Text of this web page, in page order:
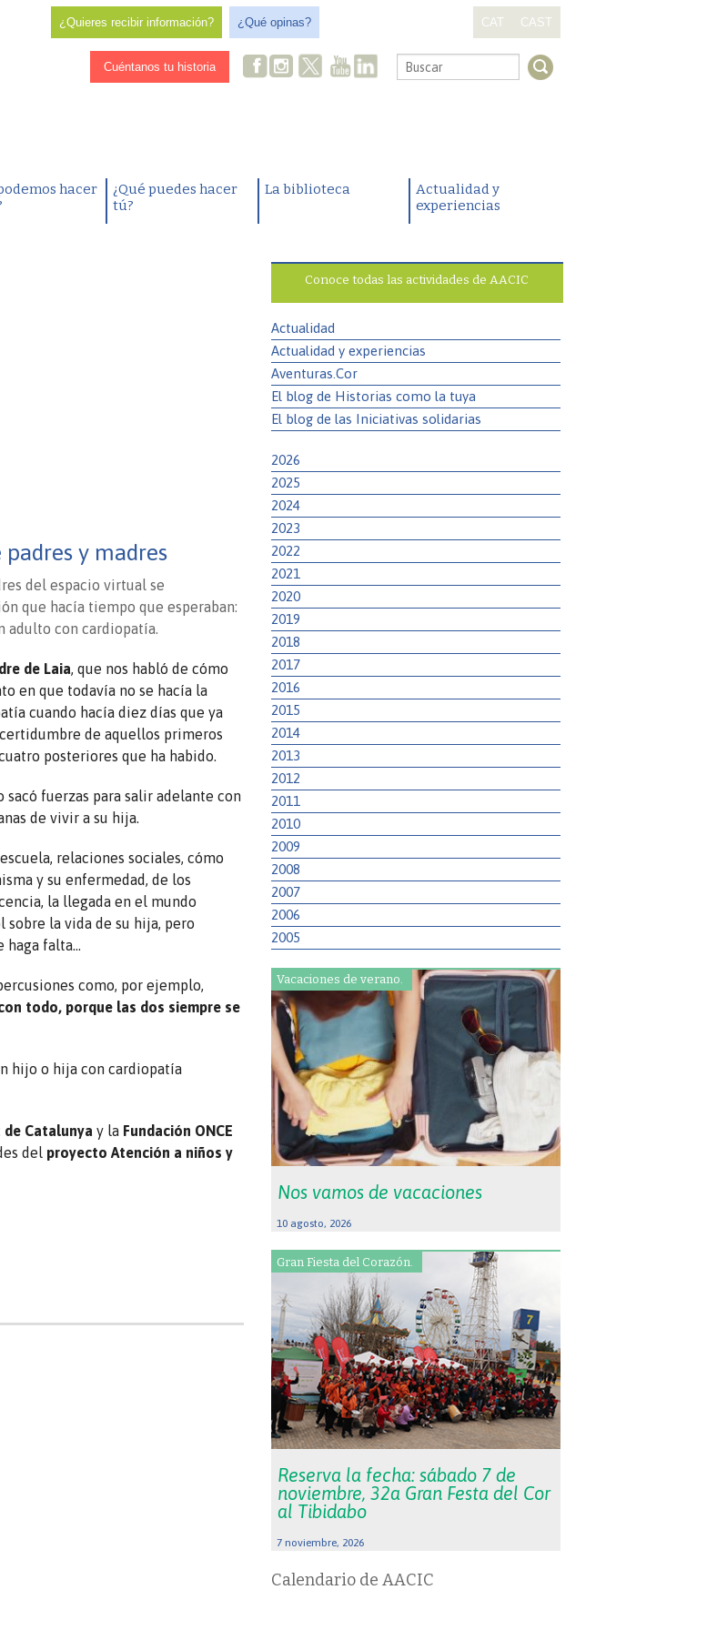
¿Quieres recibir información? ¿Qué opinas? CAT CAST
Cuéntanos tu historia .
hacer
¿Qué puedes hacer
tú?
La biblioteca
Actualidad y
experiencias
y madres
del espacio virtual se
que hacía tiempo que esperaban:
adulto con cardiopatía.
de Laia, que nos habló de cómo
en que todavía no se hacía la
cuando hacía diez días que ya
de aquellos primeros
posteriores que ha habido.
sacó fuerzas para salir adelante con
de vivir a su hija.
relaciones sociales, cómo
y su enfermedad, de los
la llegada en el mundo
la vida de su hija, pero
haga falta…
como, por ejemplo,
todo, porque las dos siempre se
hijo o hija con cardiopatía
Catalunya y la Fundación ONCE
del proyecto Atención a niños y
Conoce todas las actividades de AACIC
Actualidad
Actualidad y experiencias
Aventuras.Cor
El blog de Historias como la tuya
El blog de las Iniciativas solidarias
2026
2025
2024
2023
2022
2021
2020
2019
2018
2017
2016
2015
2014
2013
2012
2011
2010
2009
2008
2007
2006
2005
Vacaciones de verano.
Nos vamos de vacaciones
10 agosto, 2026
Gran Fiesta del Corazón.
Reserva la fecha: sábado 7 de
noviembre, 32a Gran Festa del Cor
al Tibidabo
7 noviembre, 2026
Calendario de AACIC